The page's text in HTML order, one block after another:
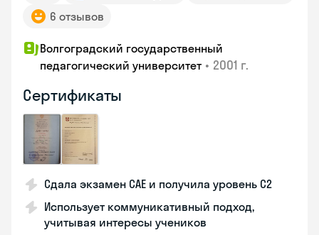
6 отзывов
Волгоградский государственный
педагогический университет • 2001 г.
Сертификаты
Сдала экзамен CAE и получила уровень С2
Использует коммуникативный подход,
учитывая интересы учеников